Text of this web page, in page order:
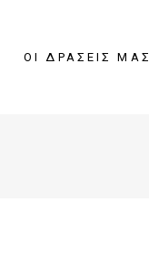
ΟΙ ΔΡΆΣΕΙΣ ΜΑΣ